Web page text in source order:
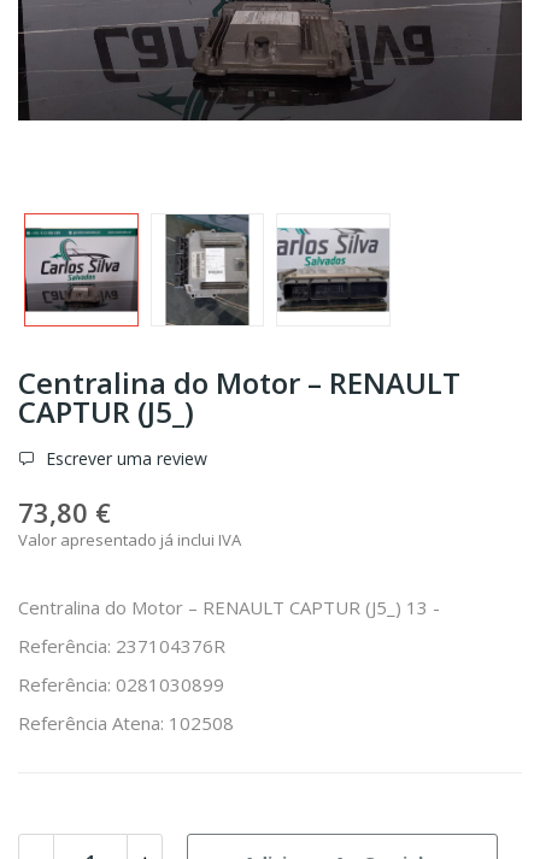
Centralina do Motor – RENAULT
CAPTUR (J5_)
Escrever uma review
73,80 €
Valor apresentado já inclui IVA
Centralina do Motor – RENAULT CAPTUR (J5_) 13 -
Referência: 237104376R
Referência: 0281030899
Referência Atena: 102508